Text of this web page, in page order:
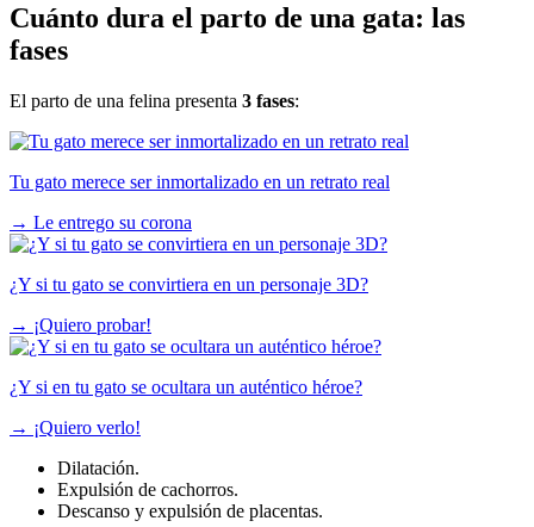
Cuánto dura el parto de una gata: las
fases
El parto de una felina presenta 3 fases:
Tu gato merece ser inmortalizado en un retrato real
→ Le entrego su corona
¿Y si tu gato se convirtiera en un personaje 3D?
→ ¡Quiero probar!
¿Y si en tu gato se ocultara un auténtico héroe?
→ ¡Quiero verlo!
Dilatación.
Expulsión de cachorros.
Descanso y expulsión de placentas.